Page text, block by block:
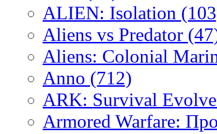
ALIEN: Isolation
Aliens vs Predator
Aliens: Colonial
Anno (712)
ARK: Survival
Armored Warfare: